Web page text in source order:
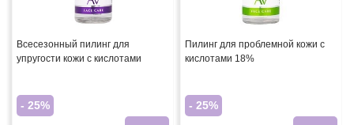
Всесезонный пилинг для
упругости кожи с кислотами
- 25%
Пилинг для проблемной кожи с
кислотами 18%
- 25%